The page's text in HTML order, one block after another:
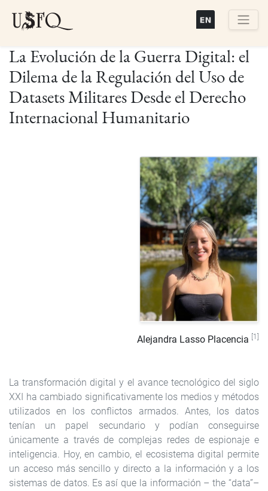
principal
La Evolución de la Guerra Digital: el
Dilema de la Regulación del Uso de
Datasets Militares Desde el Derecho
Internacional Humanitario
Alejandra Lasso Placencia [1]
La transformación digital y el avance tecnológico del siglo
XXI ha cambiado significativamente los medios y métodos
utilizados en los conflictos armados. Antes, los datos
tenían un papel secundario y podían conseguirse
únicamente a través de complejas redes de espionaje e
inteligencia. Hoy, en cambio, el ecosistema digital permite
un acceso más sencillo y directo a la información y a los
sistemas de datos. Es así que la información – the “data”–